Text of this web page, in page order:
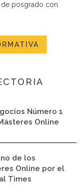
posgrado con
Número 1
Online
de los
Online por el
Times